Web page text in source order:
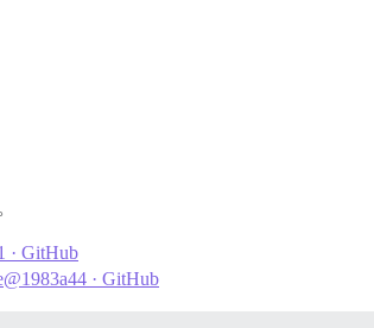
· GitHub
· GitHub